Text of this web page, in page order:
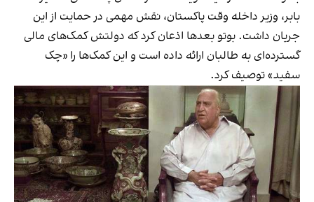
بابر، وزیر داخله وقت پاکستان، نقش مهمی در حمایت از این
جریان داشت. بوتو بعدها اذعان کرد که دولتش کمک‌های مالی
گسترده‌ای به طالبان ارائه داده است و این کمک‌ها را «چک
سفید» توصیف کرد.